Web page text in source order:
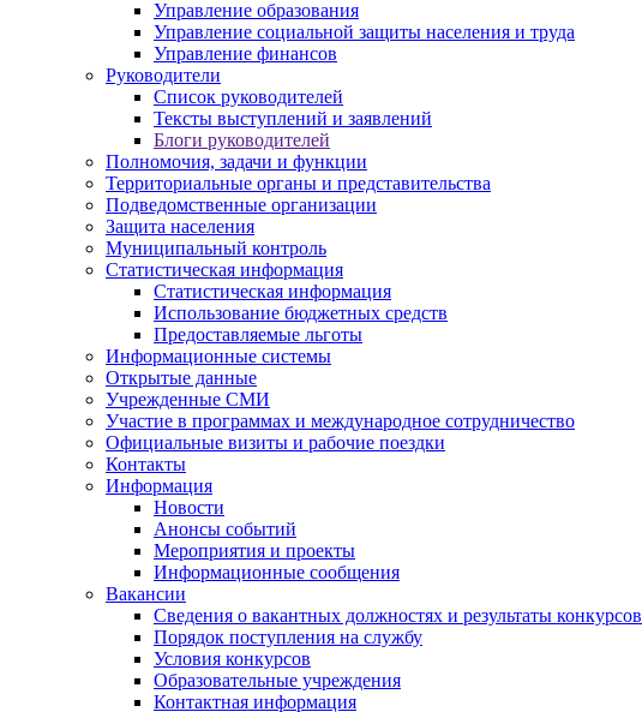
Управление образования
Управление социальной защиты населения и труда
Управление финансов
Руководители
Список руководителей
Тексты выступлений и заявлений
Блоги руководителей
Полномочия, задачи и функции
Территориальные органы и представительства
Подведомственные организации
Защита населения
Муниципальный контроль
Статистическая информация
Статистическая информация
Использование бюджетных средств
Предоставляемые льготы
Информационные системы
Открытые данные
Учрежденные СМИ
Участие в программах и международное сотрудничество
Официальные визиты и рабочие поездки
Контакты
Информация
Новости
Анонсы событий
Мероприятия и проекты
Информационные сообщения
Вакансии
Сведения о вакантных должностях и результаты конкурсов
Порядок поступления на службу
Условия конкурсов
Образовательные учреждения
Контактная информация